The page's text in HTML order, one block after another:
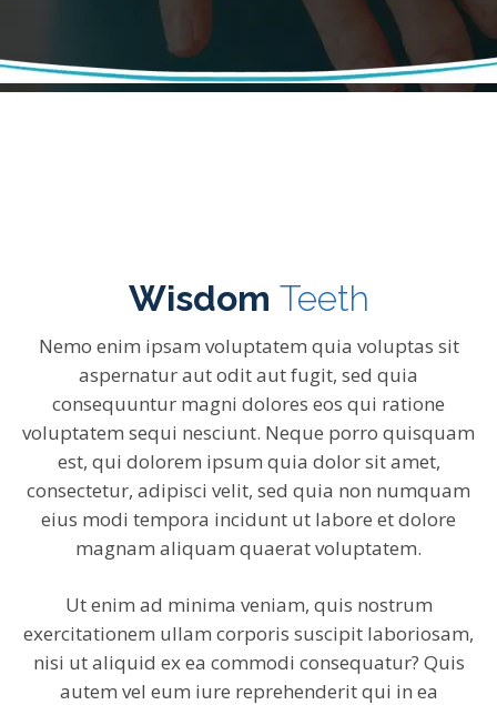
Wisdom Teeth
Nemo enim ipsam voluptatem quia voluptas sit
aspernatur aut odit aut fugit, sed quia
consequuntur magni dolores eos qui ratione
voluptatem sequi nesciunt. Neque porro quisquam
est, qui dolorem ipsum quia dolor sit amet,
consectetur, adipisci velit, sed quia non numquam
eius modi tempora incidunt ut labore et dolore
magnam aliquam quaerat voluptatem.
Ut enim ad minima veniam, quis nostrum
exercitationem ullam corporis suscipit laboriosam,
nisi ut aliquid ex ea commodi consequatur? Quis
autem vel eum iure reprehenderit qui in ea